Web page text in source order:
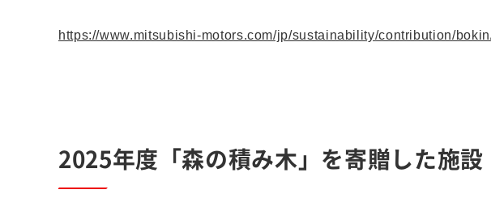
https://www.mitsubishi-motors.com/jp/sustainability/contribution/
2025年度「森の積み木」を寄贈した施